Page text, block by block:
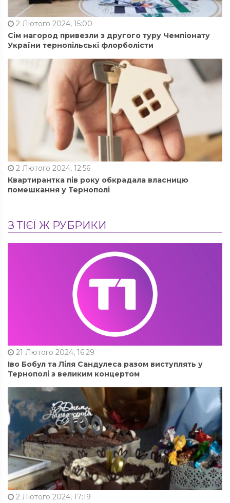
2 Лютого 2024, 15:00
Сім нагород привезли з другого туру Чемпіонату
України тернопільські флорболісти
2 Лютого 2024, 12:56
Квартирантка пів року обкрадала власницю
помешкання у Тернополі
З ТІЄЇ Ж РУБРИКИ
21 Лютого 2024, 16:29
Іво Бобул та Ліля Сандулеса разом виступлять у
Тернополі з великим концертом
2 Лютого 2024, 17:19